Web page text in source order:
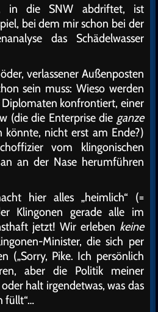
in die SNW abdriftet, ist
bei dem mir schon bei der
das Schädelwasser
verlassener Außenposten
sein muss: Wieso werden
konfrontiert, einer
(die die Enterprise die ganze
nicht erst am Ende?)
vom klingonischen
an der Nase herumführen
hier alles „heimlich“ (=
Klingonen gerade alle im
jetzt! Wir erleben keine
Minister, die sich per
(„Sorry, Pike. Ich persönlich
aber die Politik meiner
halt irgendetwas, was das
füllt“…